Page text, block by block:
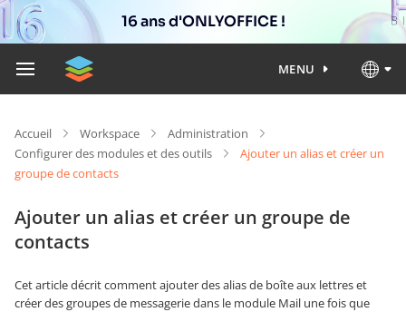
16 ans d'ONLYOFFICE !
MENU
Accueil Workspace
Administration
Configurer des modules et des outils
Ajouter un alias et créer un
groupe de contacts
Ajouter un alias et créer un groupe de
contacts
Cet article décrit comment ajouter des alias de boîte aux lettres et
créer des groupes de messagerie dans le module Mail une fois que